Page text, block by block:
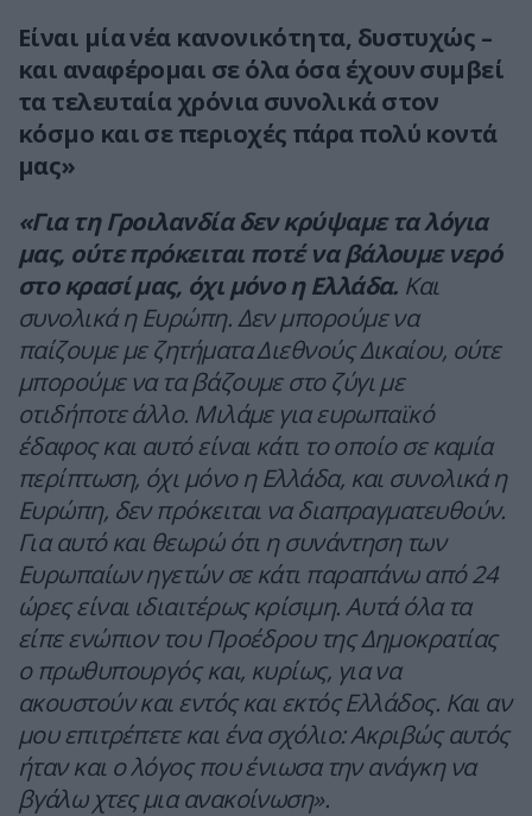
Είναι μία νέα κανονικότητα, δυστυχώς –
και αναφέρομαι σε όλα όσα έχουν συμβεί
τα τελευταία χρόνια συνολικά στον
κόσμο και σε περιοχές πάρα πολύ κοντά
μας»
«Για τη Γροιλανδία δεν κρύψαμε τα λόγια
μας, ούτε πρόκειται ποτέ να βάλουμε νερό
στο κρασί μας, όχι μόνο η Ελλάδα. Και
συνολικά η Ευρώπη. Δεν μπορούμε να
παίζουμε με ζητήματα Διεθνούς Δικαίου, ούτε
μπορούμε να τα βάζουμε στο ζύγι με
οτιδήποτε άλλο. Μιλάμε για ευρωπαϊκό
έδαφος και αυτό είναι κάτι το οποίο σε καμία
περίπτωση, όχι μόνο η Ελλάδα, και συνολικά η
Ευρώπη, δεν πρόκειται να διαπραγματευθούν.
Για αυτό και θεωρώ ότι η συνάντηση των
Ευρωπαίων ηγετών σε κάτι παραπάνω από 24
ώρες είναι ιδιαιτέρως κρίσιμη. Αυτά όλα τα
είπε ενώπιον του Προέδρου της Δημοκρατίας
ο πρωθυπουργός και, κυρίως, για να
ακουστούν και εντός και εκτός Ελλάδος. Και αν
μου επιτρέπετε και ένα σχόλιο: Ακριβώς αυτός
ήταν και ο λόγος που ένιωσα την ανάγκη να
βγάλω χτες μια ανακοίνωση».